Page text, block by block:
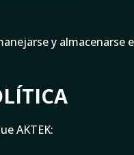
y
AKTEK: